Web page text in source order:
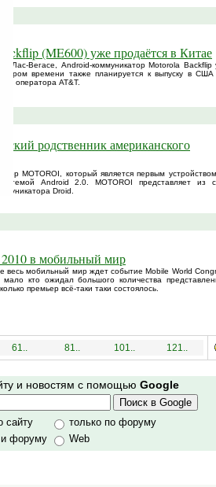
(ME600) уже продаётся в Китае
в Лас-Вегасе, Android-коммуникатор Motorola Backflip
времени также планируется к выпуску в США
оператора AT&T.
родственник американского
MOTOROI, который является первым
Android 2.0. MOTOROI представляет из
Droid.
в мобильный мир
весь мобильный мир ждет событие Mobile World
кто ожидал большого количества
премьер всё-таки таки состоялось.
61.. 81.. 101.. 121..
и новостям с помощью Google
сайту
только по форуму
и форуму
Web